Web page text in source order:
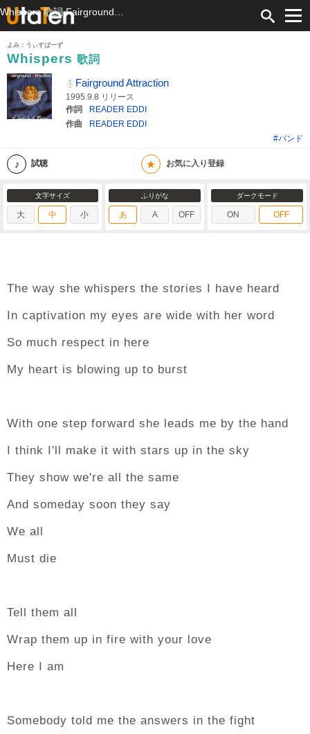
よみ：うぃすぱーず
Whispers 歌詞
Fairground Attraction
1995.9.8 リリース
作詞
READER EDDI
作曲
READER EDDI
#バンド
試聴 ★ お気に入り登録
文字サイズ
大 中 小
ふりがな
あ A OFF
ダークモード
ON OFF
The way she whispers the stories I have heard
In captivation my eyes are wide with her word
So much respect in here
My heart is blowing up to burst
With one step forward she leads me by the hand
I think I'll make it with stars up in the sky
They show we're all the same
And someday soon they say
We all
Must die
Tell them all
Wrap them up in fire with your love
Here I am
Somebody told me the answers in the fight